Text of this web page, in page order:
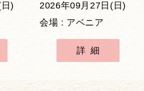
)
2026年09月27日(日)
会場 : アベニア
詳細